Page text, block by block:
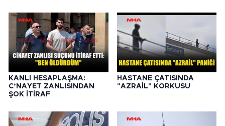
KANLI HESAPLAŞMA:
C*NAYET ZANLISINDAN
ŞOK İTİRAF
HASTANE ÇATISINDA
"AZRAİL" KORKUSU